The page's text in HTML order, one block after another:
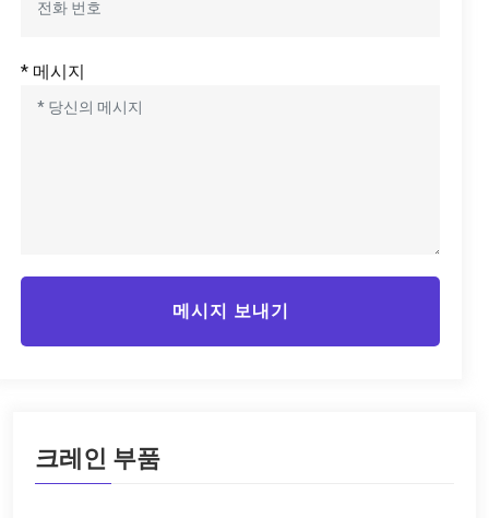
* 메시지
메시지 보내기
크레인 부품